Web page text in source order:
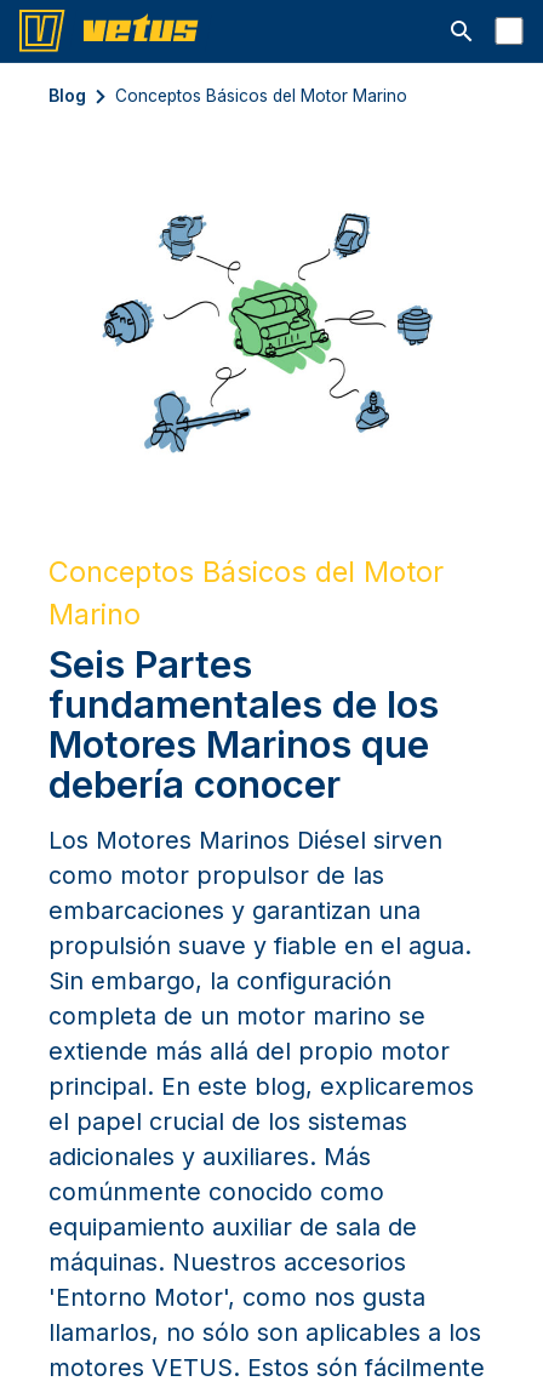
Abrir la
Blog Conceptos Básicos del Motor Marino
Conceptos Básicos del Motor
Marino
Seis Partes
fundamentales de los
Motores Marinos que
debería conocer
Los Motores Marinos Diésel sirven
como motor propulsor de las
embarcaciones y garantizan una
propulsión suave y fiable en el agua.
Sin embargo, la configuración
completa de un motor marino se
extiende más allá del propio motor
principal. En este blog, explicaremos
el papel crucial de los sistemas
adicionales y auxiliares. Más
comúnmente conocido como
equipamiento auxiliar de sala de
máquinas. Nuestros accesorios
'Entorno Motor', como nos gusta
llamarlos, no sólo son aplicables a los
motores VETUS. Estos són fácilmente